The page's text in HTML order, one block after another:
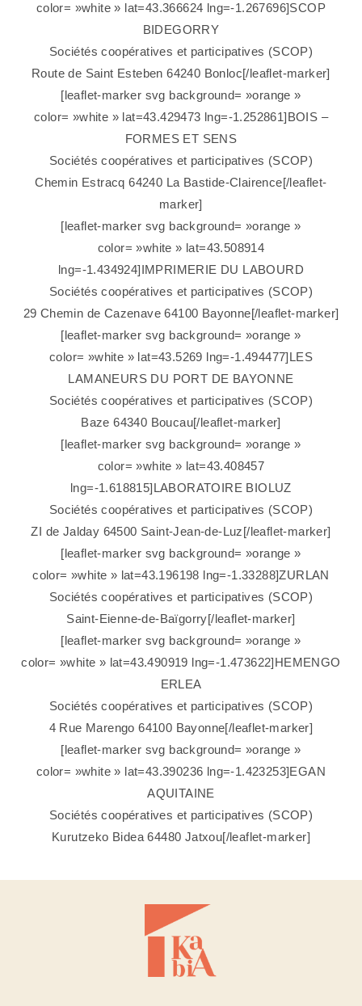
color= »white » lat=43.366624 lng=-1.267696]SCOP
BIDEGORRY
Sociétés coopératives et participatives (SCOP)
Route de Saint Esteben 64240 Bonloc[/leaflet-marker]
[leaflet-marker svg background= »orange »
color= »white » lat=43.429473 lng=-1.252861]BOIS –
FORMES ET SENS
Sociétés coopératives et participatives (SCOP)
Chemin Estracq 64240 La Bastide-Clairence[/leaflet-
marker]
[leaflet-marker svg background= »orange »
color= »white » lat=43.508914
lng=-1.434924]IMPRIMERIE DU LABOURD
Sociétés coopératives et participatives (SCOP)
29 Chemin de Cazenave 64100 Bayonne[/leaflet-marker]
[leaflet-marker svg background= »orange »
color= »white » lat=43.5269 lng=-1.494477]LES
LAMANEURS DU PORT DE BAYONNE
Sociétés coopératives et participatives (SCOP)
Baze 64340 Boucau[/leaflet-marker]
[leaflet-marker svg background= »orange »
color= »white » lat=43.408457
lng=-1.618815]LABORATOIRE BIOLUZ
Sociétés coopératives et participatives (SCOP)
ZI de Jalday 64500 Saint-Jean-de-Luz[/leaflet-marker]
[leaflet-marker svg background= »orange »
color= »white » lat=43.196198 lng=-1.33288]ZURLAN
Sociétés coopératives et participatives (SCOP)
Saint-Eienne-de-Baïgorry[/leaflet-marker]
[leaflet-marker svg background= »orange »
color= »white » lat=43.490919 lng=-1.473622]HEMENGO
ERLEA
Sociétés coopératives et participatives (SCOP)
4 Rue Marengo 64100 Bayonne[/leaflet-marker]
[leaflet-marker svg background= »orange »
color= »white » lat=43.390236 lng=-1.423253]EGAN
AQUITAINE
Sociétés coopératives et participatives (SCOP)
Kurutzeko Bidea 64480 Jatxou[/leaflet-marker]